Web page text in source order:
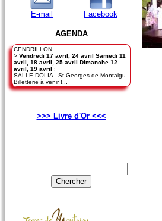
E-mail Facebook
AGENDA
CENDRILLON
> Vendredi 17 avril, 24 avril Samedi 11
avril, 18 avril, 25 avril Dimanche 12
avril, 19 avril :
SALLE DOLIA - St Georges de Montaigu
Billetterie à venir !...
>>> Livre d'Or <<<